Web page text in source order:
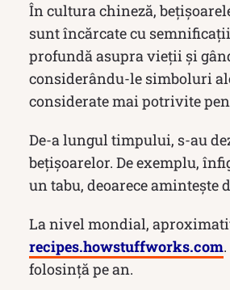
În cultura chineză,
sunt încărcate cu
profundă asupra vieții și
considerându-le simboluri
considerate mai potrivite
De-a lungul timpului, s-au
bețișoarelor. De exemplu,
un tabu, deoarece amintește
La nivel mondial,
recipes.howstuffworks.com
folosință pe an.